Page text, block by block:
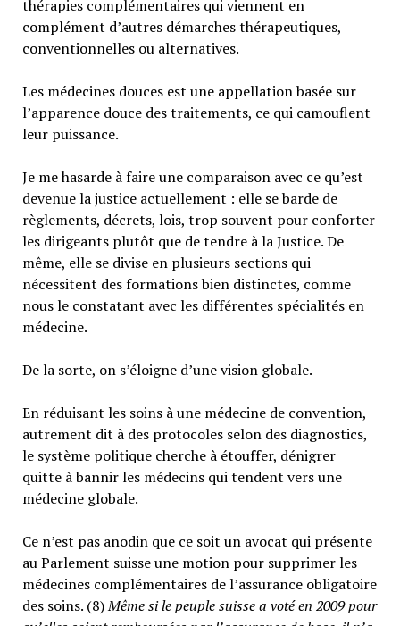
thérapies complémentaires qui viennent en
complément d’autres démarches thérapeutiques,
conventionnelles ou alternatives.
Les médecines douces est une appellation basée sur
l’apparence douce des traitements, ce qui camouflent
leur puissance.
Je me hasarde à faire une comparaison avec ce qu’est
devenue la justice actuellement : elle se barde de
règlements, décrets, lois, trop souvent pour conforter
les dirigeants plutôt que de tendre à la Justice. De
même, elle se divise en plusieurs sections qui
nécessitent des formations bien distinctes, comme
nous le constatant avec les différentes spécialités en
médecine.
De la sorte, on s’éloigne d’une vision globale.
En réduisant les soins à une médecine de convention,
autrement dit à des protocoles selon des diagnostics,
le système politique cherche à étouffer, dénigrer
quitte à bannir les médecins qui tendent vers une
médecine globale.
Ce n’est pas anodin que ce soit un avocat qui présente
au Parlement suisse une motion pour supprimer les
médecines complémentaires de l’assurance obligatoire
des soins. (8)Même si le peuple suisse a voté en 2009 pour